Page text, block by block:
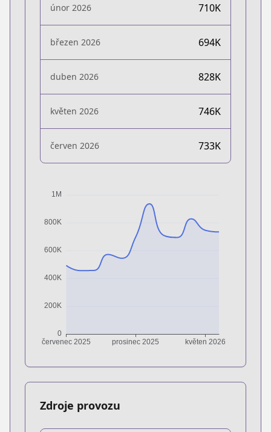
únor 2026 710K
březen 2026 694K
duben 2026 828K
květen 2026 746K
červen 2026 733K
Zdroje provozu